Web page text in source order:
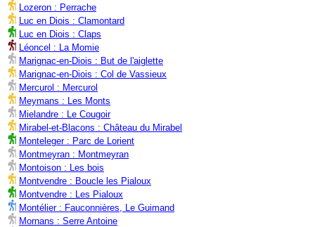
Lozeron : Perrache
Luc en Diois : Clamontard
Luc en Diois : Claps
Léoncel : La Momie
Marignac-en-Diois : But de l'aiglette
Marignac-en-Diois : Col de Vassieux
Mercurol : Mercurol
Meymans : Les Monts
Mielandre : Le Cougoir
Mirabel-et-Blacons : Château du Mirabel
Monteleger : Parc de Lorient
Montmeyran : Montmeyran
Montoison : Les bois
Montvendre : Boucle les Pialoux
Montvendre : Les Pialoux
Montélier : Fauconnières, Le Guimand
Mornans : Serre Antoine